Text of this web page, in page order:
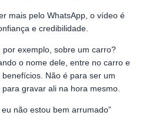
mais pelo WhatsApp, o vídeo é
e credibilidade.
exemplo, sobre um carro?
o nome dele, entre no carro e
Não é para ser um
gravar ali na hora mesmo.
não estou bem arrumado”